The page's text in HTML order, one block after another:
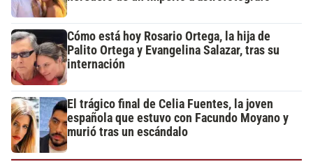
Cómo está hoy Rosario Ortega, la hija de
Palito Ortega y Evangelina Salazar, tras su
internación
El trágico final de Celia Fuentes, la joven
española que estuvo con Facundo Moyano y
murió tras un escándalo